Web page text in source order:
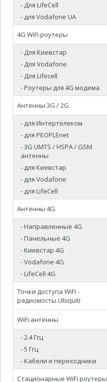
- Для LifeCell
- для Vodafone UA
4G WiFi роутеры
- Для Киевстар
- Для Vodafone
- Для Lifecell
- Роутеры для 4G модема
Антенны 3G / 2G
- для Интертелеком
- для PEOPLEnet
- 3G UMTS / HSPA / GSM
антенны
- для Киевстар
- для Vodafone
- для LifeCell
Антенны 4G
- Направленные 4G
- Панельные 4G
- Киевстар 4G
- Vodafone 4G
- LifeCell 4G
Точки доступа WiFi -
радиомосты Ubiquiti
WiFi антенны
- 2.4 Ггц
- 5 Ггц
- Кабели и переходники
Стационарные WiFi роутеры